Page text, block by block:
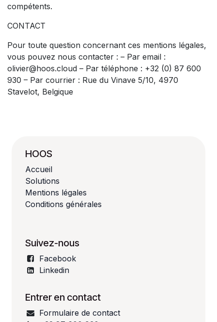
compétents.
CONTACT
Pour toute question concernant ces mentions légales,
vous pouvez nous contacter : – Par email :
olivier@hoos.cloud – Par téléphone : +32 (0) 87 600
930 – Par courrier : Rue du Vinave 5/10, 4970
Stavelot, Belgique
HOOS
Accueil
Solutions
Mentions légales
Conditions générales
Suivez-nous
Facebook
Linkedin
Entrer en contact
Formulaire de contact